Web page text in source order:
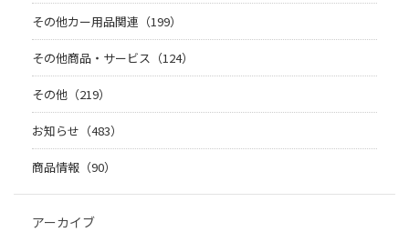
その他カー用品関連（199）
その他商品・サービス（124）
その他（219）
お知らせ（483）
商品情報（90）
アーカイブ